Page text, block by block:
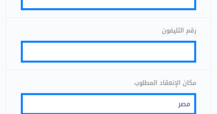
رقم التليفون
مكان الإنعقاد المطلوب